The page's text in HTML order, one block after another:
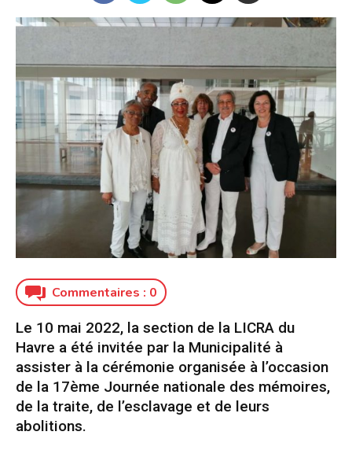
Commentaires : 0
Le 10 mai 2022, la section de la LICRA du
Havre a été invitée par la Municipalité à
assister à la cérémonie organisée à l’occasion
de la 17ème Journée nationale des mémoires,
de la traite, de l’esclavage et de leurs
abolitions.